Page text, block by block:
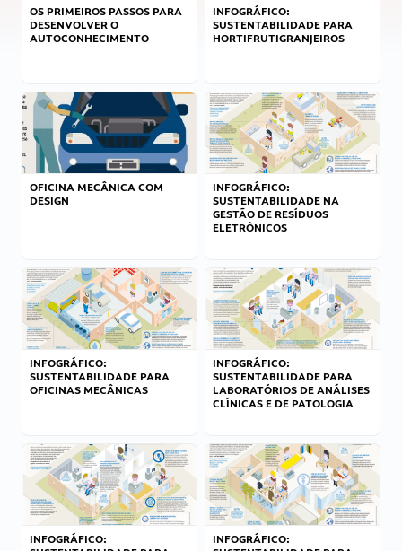
OS PRIMEIROS PASSOS PARA
DESENVOLVER O
AUTOCONHECIMENTO
INFOGRÁFICO:
SUSTENTABILIDADE PARA
HORTIFRUTIGRANJEIROS
OFICINA MECÂNICA COM
DESIGN
INFOGRÁFICO:
SUSTENTABILIDADE NA
GESTÃO DE RESÍDUOS
ELETRÔNICOS
INFOGRÁFICO:
SUSTENTABILIDADE PARA
OFICINAS MECÂNICAS
INFOGRÁFICO:
SUSTENTABILIDADE PARA
LABORATÓRIOS DE ANÁLISES
CLÍNICAS E DE PATOLOGIA
INFOGRÁFICO:
INFOGRÁFICO: